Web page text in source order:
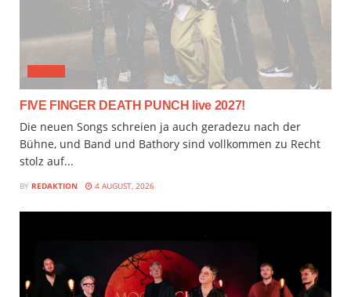
FIVE FINGER DEATH PUNCH live 2027!
Die neuen Songs schreien ja auch geradezu nach der
Bühne, und Band und Bathory sind vollkommen zu Recht
stolz auf...
BY REDAKTION 4 AUGUST, 2026